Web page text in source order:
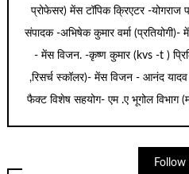
प्रोफेसर) मेंस टॉपिक क्रिएटर -
संपादक -अभिषेक कुमार वर्मा (प्रतियोगी)-
- मेंस विजन. -कृष्ण कुमार (kvs -t )
,रिसर्च स्कॉलर)- मेंस विजन - आनंद यादव
फैक्ट विशेष सहयोग- एम .ए भूगोल विभाग
Follow